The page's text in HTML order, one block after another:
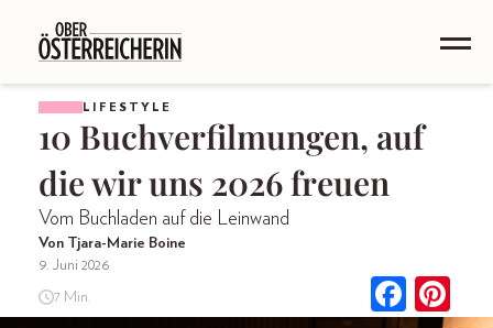
LIFESTYLE
10 Buchverfilmungen, auf
die wir uns 2026 freuen
Vom Buchladen auf die Leinwand
Von Tjara-Marie Boine
9. Juni 2026
7 Min.